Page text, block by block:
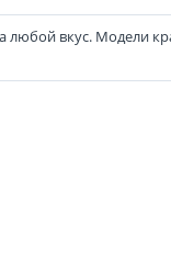
вкус. Модели